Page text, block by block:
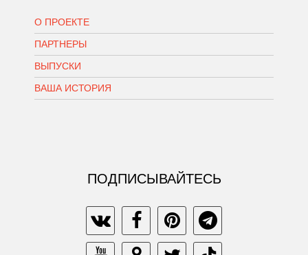
О ПРОЕКТЕ
ПАРТНЕРЫ
ВЫПУСКИ
ВАША ИСТОРИЯ
ПОДПИСЫВАЙТЕСЬ